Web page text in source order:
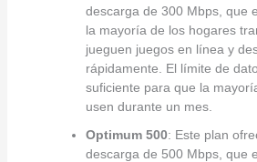
descarga de 300 Mbps, que
la mayoría de los hogares
jueguen juegos en línea y
rápidamente. El límite de
suficiente para que la
usen durante un mes.
Optimum 500: Este plan
descarga de 500 Mbps, que